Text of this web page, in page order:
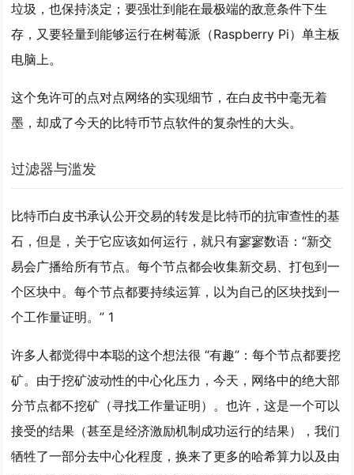
垃圾，也保持淡定；要强壮到能在最极端的敌意条件下生
存，又要轻量到能够运行在树莓派（Raspberry Pi）单主板
电脑上。
这个免许可的点对点网络的实现细节，在白皮书中毫无着
墨，却成了今天的比特币节点软件的复杂性的大头。
过滤器与滥发
比特币白皮书承认公开交易的转发是比特币的抗审查性的基
石，但是，关于它应该如何运行，就只有寥寥数语：“新交
易会广播给所有节点。每个节点都会收集新交易、打包到一
个区块中。每个节点都要持续运算，以为自己的区块找到一
个工作量证明。” 1
许多人都觉得中本聪的这个想法很 “有趣”：每个节点都要挖
矿。由于挖矿波动性的中心化压力，今天，网络中的绝大部
分节点都不挖矿（寻找工作量证明）。也许，这是一个可以
接受的结果（甚至是经济激励机制成功运行的结果），我们
牺牲了一部分去中心化程度，换来了更多的哈希算力以及由